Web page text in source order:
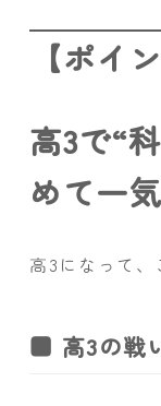
【ポイ
高3で“
めて一
高3になって、
■ 高3の戦